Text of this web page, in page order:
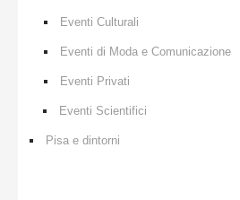
Eventi Culturali
Eventi di Moda e Comunicazione
Eventi Privati
Eventi Scientifici
Pisa e dintorni